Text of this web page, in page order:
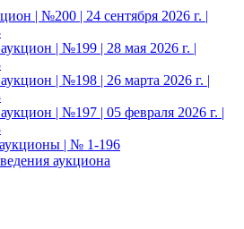
| №200 | 24 сентября 2026 г. |
| №199 | 28 мая 2026 г. |
| №198 | 26 марта 2026 г. |
| №197 | 05 февраля 2026 г. |
| № 1-196
аукциона